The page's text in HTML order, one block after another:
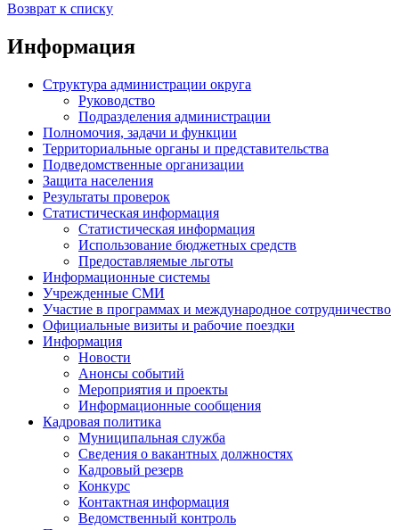
Возврат к списку
Информация
Структура администрации округа
Руководство
Подразделения администрации
Полномочия, задачи и функции
Территориальные органы и представительства
Подведомственные организации
Защита населения
Результаты проверок
Статистическая информация
Статистическая информация
Использование бюджетных средств
Предоставляемые льготы
Информационные системы
Учрежденные СМИ
Участие в программах и международное сотрудничество
Официальные визиты и рабочие поездки
Информация
Новости
Анонсы событий
Мероприятия и проекты
Информационные сообщения
Кадровая политика
Муниципальная служба
Сведения о вакантных должностях
Кадровый резерв
Конкурс
Контактная информация
Ведомственный контроль